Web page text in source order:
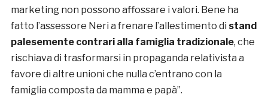
marketing non possono affossare i valori. Bene ha
fatto l’assessore Neri a frenare l’allestimento di stand
palesemente contrari alla famiglia tradizionale, che
rischiava di trasformarsi in propaganda relativista a
favore di altre unioni che nulla c’entrano con la
famiglia composta da mamma e papà”.